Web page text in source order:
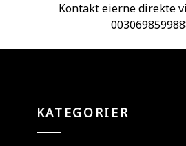
Kontakt eierne direkte
KATEGORIER